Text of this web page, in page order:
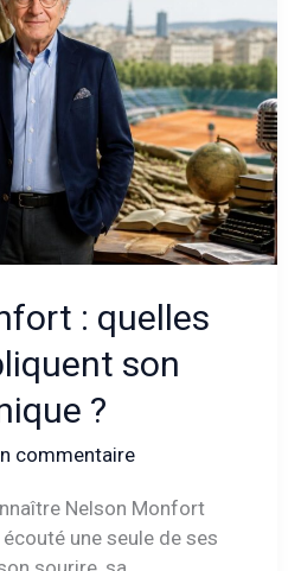
: quelles
son
?
commentaire
Nelson Monfort
une seule de ses